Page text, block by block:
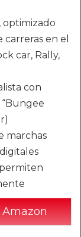
optimizado
en el
car, Rally,
con
marchas